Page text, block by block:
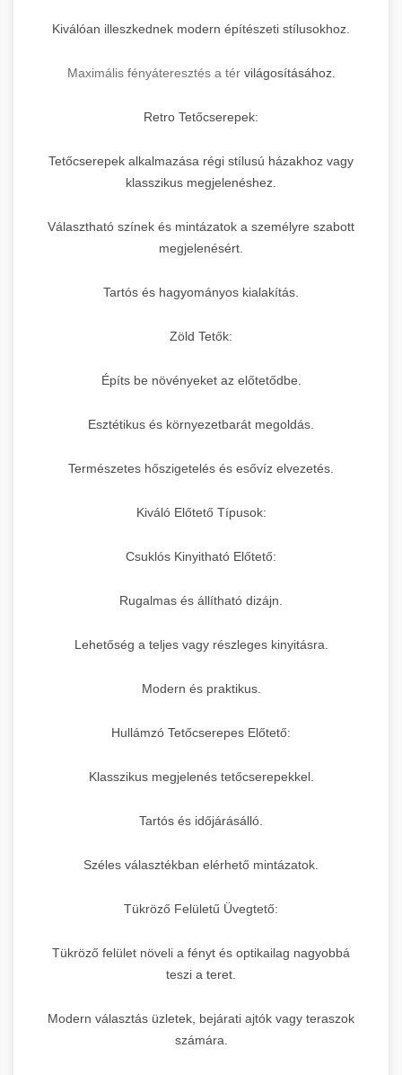
Kiválóan illeszkednek modern építészeti stílusokhoz.
Maximális fényáteresztés a térvilágosításához.
Retro Tetőcserepek:
Tetőcserepek alkalmazása régi stílusú házakhoz vagy
klasszikus megjelenéshez.
Választható színek és mintázatok a személyre szabott
megjelenésért.
Tartós és hagyományos kialakítás.
Zöld Tetők:
Építs be növényeket az előtetődbe.
Esztétikus és környezetbarát megoldás.
Természetes hőszigetelés és esővíz elvezetés.
Kiváló Előtető Típusok:
Csuklós Kinyitható Előtető:
Rugalmas és állítható dizájn.
Lehetőség a teljes vagy részleges kinyitásra.
Modern és praktikus.
Hullámzó Tetőcserepes Előtető:
Klasszikus megjelenés tetőcserepekkel.
Tartós és időjárásálló.
Széles választékban elérhető mintázatok.
Tükröző Felületű Üvegtető:
Tükröző felület növeli a fényt és optikailag nagyobbá
teszi a teret.
Modern választás üzletek, bejárati ajtók vagy teraszok
számára.